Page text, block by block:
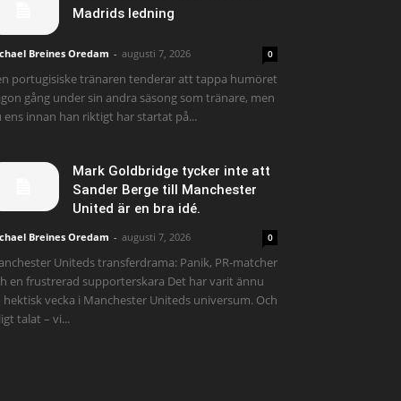
Madrids ledning
Breines Oredam - augusti 7, 2026 0
portugisiske tränaren tenderar att tappa humöret
gång under sin andra säsong som tränare, men
ens innan han riktigt har startat på...
Mark Goldbridge tycker inte att
Sander Berge till Manchester
United är en bra idé.
Breines Oredam - augusti 7, 2026 0
Uniteds transferdrama: Panik, PR-matcher
en frustrerad supporterskara Det har varit ännu
hektisk vecka i Manchester Uniteds universum. Och
talat – vi...